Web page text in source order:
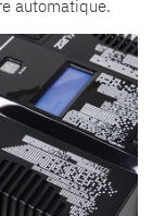
automatique.